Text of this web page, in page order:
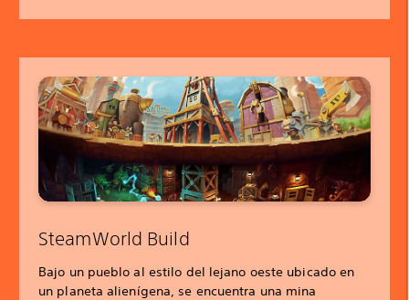
SteamWorld Build
Bajo un pueblo al estilo del lejano oeste ubicado en
un planeta alienígena, se encuentra una mina